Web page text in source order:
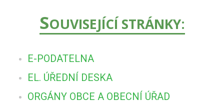
SOUVISEJÍCÍ STRÁNKY:
E-PODATELNA
EL. ÚŘEDNÍ DESKA
ORGÁNY OBCE A OBECNÍ ÚŘAD